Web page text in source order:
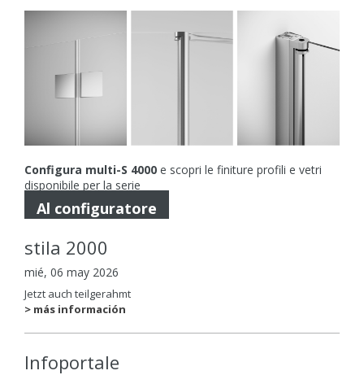
Configura multi-S 4000 e scopri le finiture profili e vetri
disponibile per la serie
Al configuratore
stila 2000
mié, 06 may 2026
Jetzt auch teilgerahmt
> más información
Infoportale